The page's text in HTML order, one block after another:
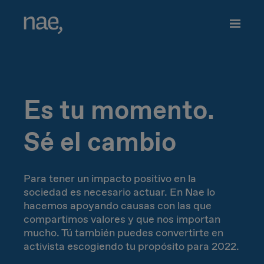
EN
CA
PL
Veloz Trendy
Decidida Perfeccionista
Alegre Clásica
Extrovertida Creativa
Es tu momento.
Sé el cambio
Para tener un impacto positivo en la
sociedad es necesario actuar. En Nae lo
hacemos apoyando causas con las que
compartimos valores y que nos importan
mucho. Tú también puedes convertirte en
activista escogiendo tu propósito para 2022.